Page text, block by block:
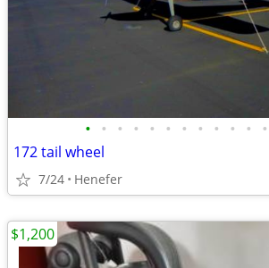
• • • • • • • • • • • •
172 tail wheel
7/24 Henefer
$1,200